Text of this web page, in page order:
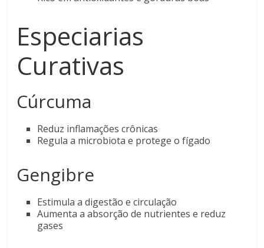
Especiarias
Curativas
Cúrcuma
Reduz inflamações crônicas
Regula a microbiota e protege o fígado
Gengibre
Estimula a digestão e circulação
Aumenta a absorção de nutrientes e reduz
gases